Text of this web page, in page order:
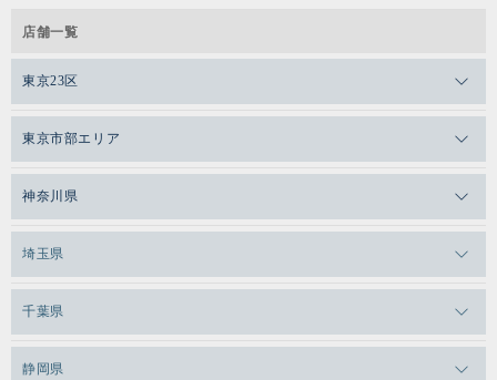
店舗一覧
東京23区
メガロスルフレ恵比寿
メガロス日比谷シャンテ
メガロス田端
メガロスルフレ田端
東京市部エリア
メガロス三鷹
メガロスルフレ三鷹
メガロスルフレ武蔵小金井
神奈川県
メガロス上永谷
メガロスルフレ上永谷
埼玉県
メガロスルフレ草加
千葉県
静岡県